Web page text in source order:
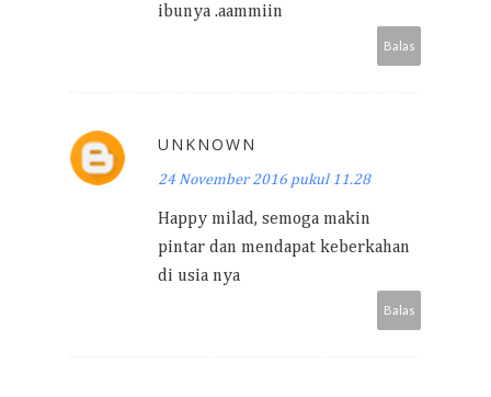
ibunya .aammiin
Balas
UNKNOWN
24 November 2016 pukul 11.28
Happy milad, semoga makin
pintar dan mendapat keberkahan
di usia nya
Balas